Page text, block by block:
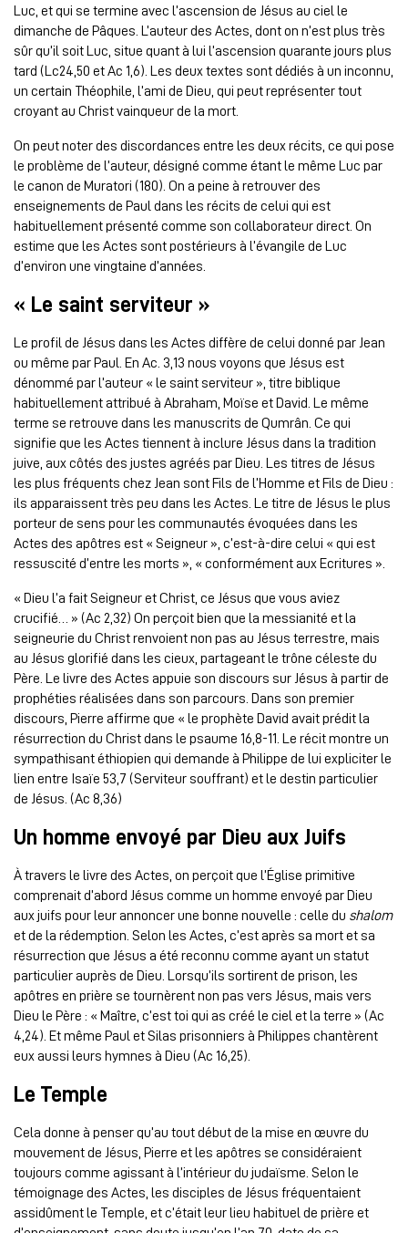
Luc, et qui se termine avec l’ascension de Jésus au ciel le
dimanche de Pâques. L’auteur des Actes, dont on n’est plus très
sûr qu’il soit Luc, situe quant à lui l’ascension quarante jours plus
tard (Lc24,50 et Ac 1,6). Les deux textes sont dédiés à un inconnu,
un certain Théophile, l’ami de Dieu, qui peut représenter tout
croyant au Christ vainqueur de la mort.
On peut noter des discordances entre les deux récits, ce qui pose
le problème de l’auteur, désigné comme étant le même Luc par
le canon de Muratori (180). On a peine à retrouver des
enseignements de Paul dans les récits de celui qui est
habituellement présenté comme son collaborateur direct. On
estime que les Actes sont postérieurs à l’évangile de Luc
d’environ une vingtaine d’années.
« Le saint serviteur »
Le profil de Jésus dans les Actes diffère de celui donné par Jean
ou même par Paul. En Ac. 3,13 nous voyons que Jésus est
dénommé par l’auteur « le saint serviteur », titre biblique
habituellement attribué à Abraham, Moïse et David. Le même
terme se retrouve dans les manuscrits de Qumrân. Ce qui
signifie que les Actes tiennent à inclure Jésus dans la tradition
juive, aux côtés des justes agréés par Dieu. Les titres de Jésus
les plus fréquents chez Jean sont Fils de l’Homme et Fils de Dieu :
ils apparaissent très peu dans les Actes. Le titre de Jésus le plus
porteur de sens pour les communautés évoquées dans les
Actes des apôtres est « Seigneur », c’est-à-dire celui « qui est
ressuscité d’entre les morts », « conformément aux Ecritures ».
« Dieu l’a fait Seigneur et Christ, ce Jésus que vous aviez
crucifié… » (Ac 2,32) On perçoit bien que la messianité et la
seigneurie du Christ renvoient non pas au Jésus terrestre, mais
au Jésus glorifié dans les cieux, partageant le trône céleste du
Père. Le livre des Actes appuie son discours sur Jésus à partir de
prophéties réalisées dans son parcours. Dans son premier
discours, Pierre affirme que « le prophète David avait prédit la
résurrection du Christ dans le psaume 16,8-11. Le récit montre un
sympathisant éthiopien qui demande à Philippe de lui expliciter le
lien entre Isaïe 53,7 (Serviteur souffrant) et le destin particulier
de Jésus. (Ac 8,36)
Un homme envoyé par Dieu aux Juifs
À travers le livre des Actes, on perçoit que l’Église primitive
comprenait d’abord Jésus comme un homme envoyé par Dieu
aux juifs pour leur annoncer une bonne nouvelle : celle du shalom
et de la rédemption. Selon les Actes, c’est après sa mort et sa
résurrection que Jésus a été reconnu comme ayant un statut
particulier auprès de Dieu. Lorsqu’ils sortirent de prison, les
apôtres en prière se tournèrent non pas vers Jésus, mais vers
Dieu le Père : « Maître, c’est toi qui as créé le ciel et la terre » (Ac
4,24). Et même Paul et Silas prisonniers à Philippes chantèrent
eux aussi leurs hymnes à Dieu (Ac 16,25).
Le Temple
Cela donne à penser qu’au tout début de la mise en œuvre du
mouvement de Jésus, Pierre et les apôtres se considéraient
toujours comme agissant à l’intérieur du judaïsme. Selon le
témoignage des Actes, les disciples de Jésus fréquentaient
assidûment le Temple, et c’était leur lieu habituel de prière et